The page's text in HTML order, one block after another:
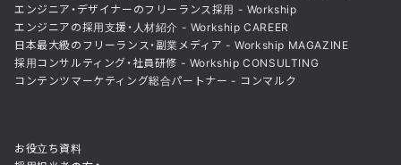
エンジニア・デザイナーのフリーランス採用 - Workship
エンジニアの採用支援・人材紹介 - Workship CAREER
日本最大級のフリーランス・副業メディア - Workship MAGAZINE
採用コンサルティング・社員研修 - Workship CONSULTING
コンテンツマーケティング総合パートナー - コンマルク
お役立ち資料